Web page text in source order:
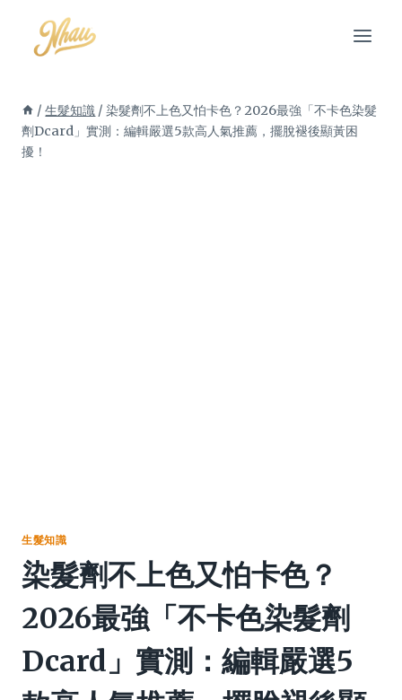
content
/ 生髮知識 / 染髮劑不上色又怕卡色？2026最強「不卡色染髮
劑Dcard」實測：編輯嚴選5款高人氣推薦，擺脫褪後顯黃困
擾！
生髮知識
染髮劑不上色又怕卡色？
2026最強「不卡色染髮劑
Dcard」實測：編輯嚴選5